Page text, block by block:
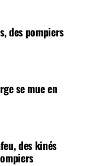
des pompiers
se mue en
des kinés